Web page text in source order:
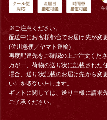
※ご注意ください。
配送中にお客様都合でお届け先が変
(佐川急便／ヤマト運輸)
再度配達先をご確認の上ご注文くださ
万が一、荷物の送り状に記載された
場合、送り状記載のお届け先から変
い）を収受いたします。
ギフトに関しては、送り主様に請求
ご了承ください。